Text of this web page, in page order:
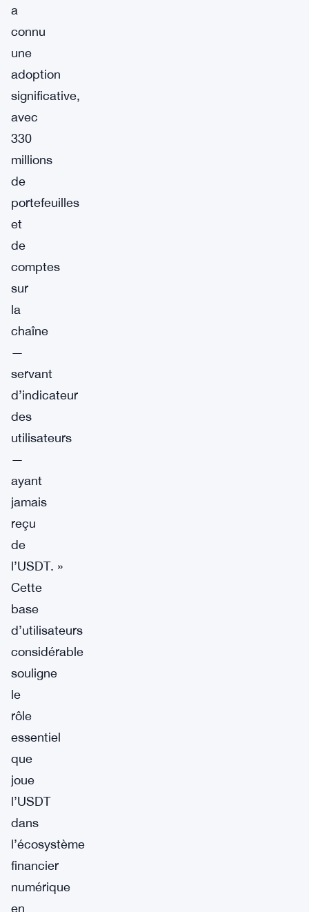
a
connu
une
adoption
significative,
avec
330
millions
de
portefeuilles
et
de
comptes
sur
la
chaîne
—
servant
d’indicateur
des
utilisateurs
—
ayant
jamais
reçu
de
l’USDT. »
Cette
base
d’utilisateurs
considérable
souligne
le
rôle
essentiel
que
joue
l’USDT
dans
l’écosystème
financier
numérique
en